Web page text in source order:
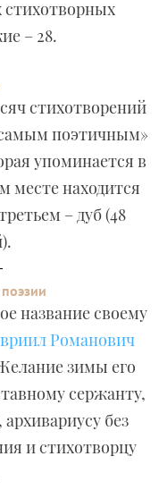
стихотворных
– 28.
стихотворений
поэтичным»
упоминается в
месте находится
– дуб (48
название своему
Романович
зимы его
сержанту,
без
и стихотворцу